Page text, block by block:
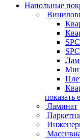
Напольные
показать
Ламинат